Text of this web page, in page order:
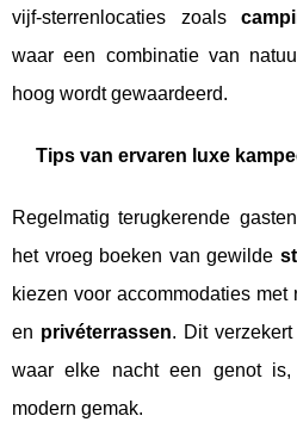
vijf-sterrenlocaties zoals
waar een combinatie van
hoog wordt gewaardeerd.
Tips van ervaren luxe
Regelmatig terugkerende
het vroeg boeken van gewilde
kiezen voor accommodaties met
en privéterrassen. Dit
waar elke nacht een genot
modern gemak.